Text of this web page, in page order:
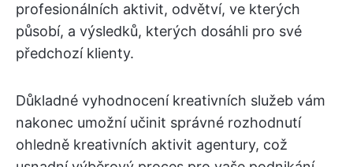
profesionálních aktivit, odvětví, ve kterých
působí, a výsledků, kterých dosáhli pro své
předchozí klienty.
Důkladné vyhodnocení kreativních služeb vám
nakonec umožní učinit správné rozhodnutí
ohledně kreativních aktivit agentury, což